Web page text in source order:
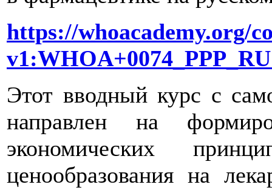
https://whoacademy.org/
Этот вводный курс с
направлен на
экономических
ценообразования на